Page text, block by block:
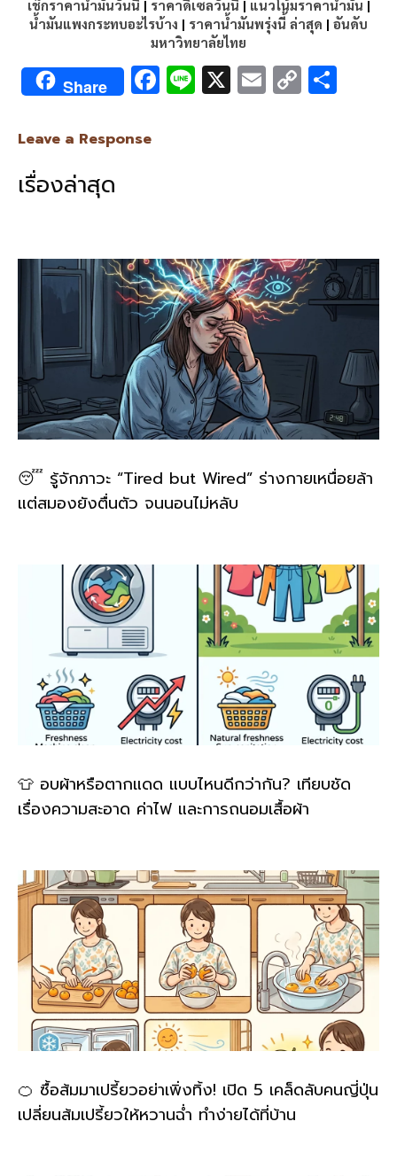
เช็กราคาน้ำมันวันนี้ | ราคาดีเซลวันนี้ | แนวโน้มราคาน้ำมัน |
น้ำมันแพงกระทบอะไรบ้าง | ราคาน้ำมันพรุ่งนี้ ล่าสุด | อันดับ
มหาวิทยาลัยไทย
Share F
k
Li X E C
Leave a Response
เรื่องล่าสุด
😴 รู้จักภาวะ “Tired but Wired” ร่างกายเหนื่อยล้า
แต่สมองยังตื่นตัว จนนอนไม่หลับ
👕 อบผ้าหรือตากแดด แบบไหนดีกว่ากัน? เทียบชัด
เรื่องความสะอาด ค่าไฟ และการถนอมเสื้อผ้า
🍊 ซื้อส้มมาเปรี้ยวอย่าเพิ่งทิ้ง! เปิด 5 เคล็ดลับคนญี่ปุ่น
เปลี่ยนส้มเปรี้ยวให้หวานฉ่ำ ทำง่ายได้ที่บ้าน